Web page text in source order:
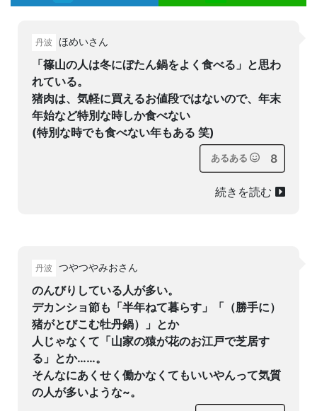
丹波 ほめいさん
「篠山の人は冬にぼたん鍋をよく食べる」と思わ
れている。
猪肉は、気軽に買えるお値段ではないので、年末
年始など特別な時しか食べない
(特別な時でも食べない年もある 笑)
あるある 8
続きを読む
丹波 つやつやみおさん
のんびりしている人が多い。
デカンショ節も「半年ねて暮らす」「（勝手に）
猪がとびこむ牡丹鍋）」とか
人じゃなくて「山家の猿が花のお江戸で芝居す
る」とか……。
そんなにあくせく働かなくてもいいやんって気質
の人が多いような~。